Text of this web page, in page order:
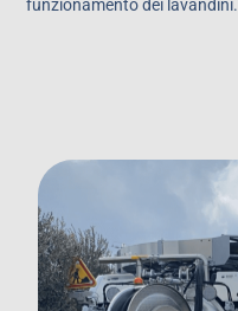
funzionamento dei lavandini.